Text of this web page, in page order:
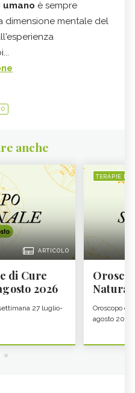
è sempre
dimensione mentale del
anche
ARTICOLO
di Cure
2026
27 luglio-
TERAPIE
Oroscopo di
agosto 2026